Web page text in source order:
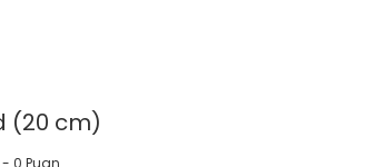
(20 cm)
- 0 Puan